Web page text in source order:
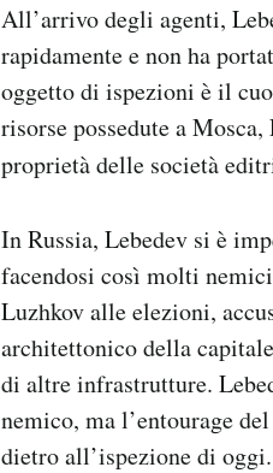
All’arrivo degli agenti,
rapidamente e non ha
oggetto di ispezioni è il
risorse possedute a
proprietà delle società
In Russia, Lebedev si è
facendosi così molti
Luzhkov alle elezioni,
architettonico della
di altre infrastrutture.
nemico, ma l’entourage
dietro all’ispezione di oggi.